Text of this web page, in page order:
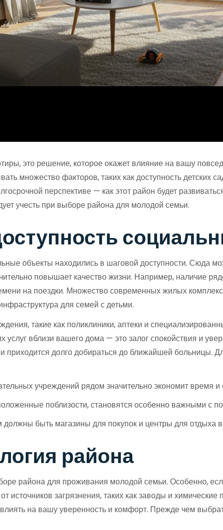
это решение, которое окажет влияние на вашу
множество факторов, таких как доступность детских
перспективе — как этот район будет
учесть при выборе района для молодой семьи.
объекты находились в шаговой доступности. Сюда
повышает качество жизни. Например, наличие
на поездки. Множество современных жилых
для семей с детьми.
такие как поликлиники, аптеки и
вблизи вашего дома — это залог спокойствия и
приходится долго добираться до ближайшей больницы.
учреждений рядом значительно экономит время и
поблизости, становятся особенно важными с
быть магазины для покупок и центры для отдыха
района
района для проживания молодой семьи. Особенно,
источников загрязнения, таких как заводы и
на вашу уверенность и комфорт. Прежде чем